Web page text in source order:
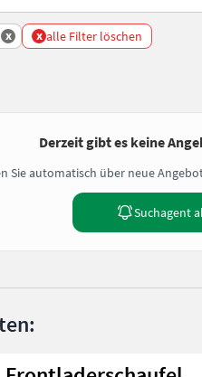
x x alle Filter löschen
Derzeit gibt es keine
Sie automatisch über neue
Suchagent